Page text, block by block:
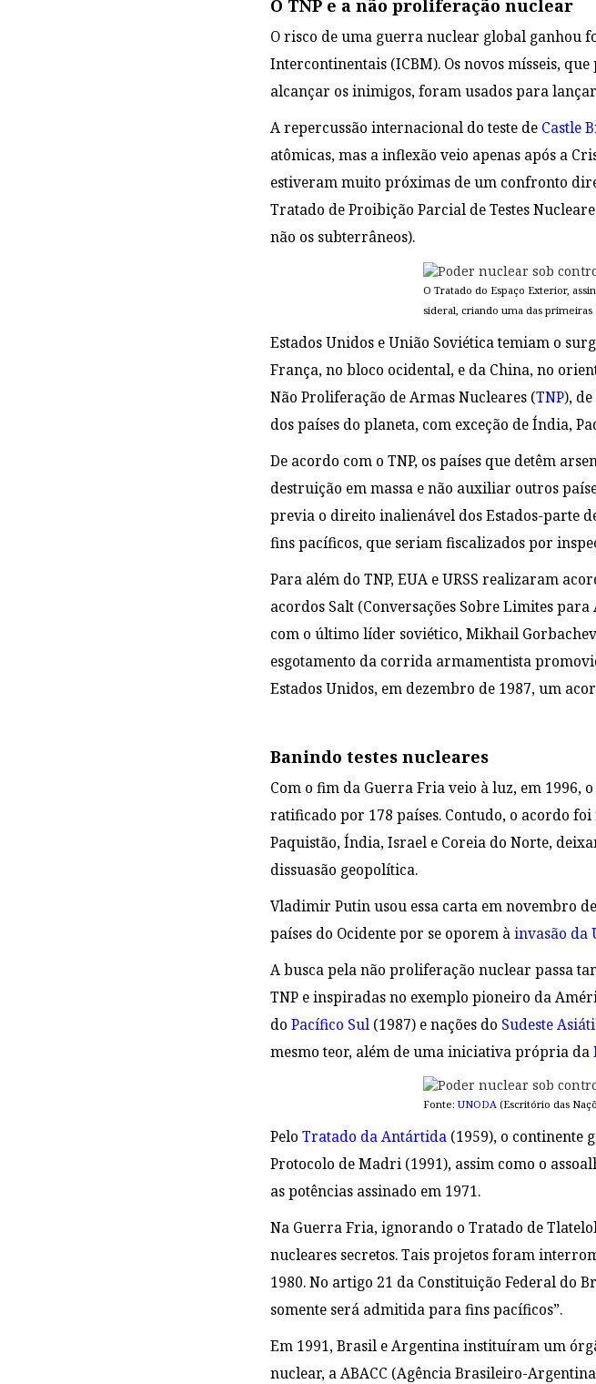
O TNP e a não proliferação nuclear
O risco de uma guerra nuclear global ganhou
Intercontinentais (ICBM). Os novos mísseis,
alcançar os inimigos, foram usados para
A repercussão internacional do teste de Castle
atômicas, mas a inflexão veio apenas após a
estiveram muito próximas de um confronto
Tratado de Proibição Parcial de Testes
não os subterrâneos).
O Tratado do Espaço Exterior,
sideral, criando uma das primeiras
Estados Unidos e União Soviética temiam o
França, no bloco ocidental, e da China, no
Não Proliferação de Armas Nucleares (TNP),
dos países do planeta, com exceção de Índia,
De acordo com o TNP, os países que detêm
destruição em massa e não auxiliar outros
previa o direito inalienável dos Estados-parte
fins pacíficos, que seriam fiscalizados por
Para além do TNP, EUA e URSS realizaram
acordos Salt (Conversações Sobre Limites
com o último líder soviético, Mikhail
esgotamento da corrida armamentista
Estados Unidos, em dezembro de 1987, um
Banindo testes nucleares
Com o fim da Guerra Fria veio à luz, em 1996,
ratificado por 178 países. Contudo, o acordo
Paquistão, Índia, Israel e Coreia do Norte,
dissuasão geopolítica.
Vladimir Putin usou essa carta em novembro
países do Ocidente por se oporem àinvasão da
A busca pela não proliferação nuclear passa
TNP e inspiradas no exemplo pioneiro da
do Pacífico Sul (1987) e nações do Sudeste
mesmo teor, além de uma iniciativa própria da
Fonte: UNODA (Escritório das
Pelo Tratado da Antártida (1959), o continente
Protocolo de Madri (1991), assim como o
as potências assinado em 1971.
Na Guerra Fria, ignorando o Tratado de
nucleares secretos. Tais projetos foram
1980. No artigo 21 da Constituição Federal do
somente será admitida para fins pacíficos”.
Em 1991, Brasil e Argentina instituíram um
nuclear, a ABACC (Agência Brasileiro-